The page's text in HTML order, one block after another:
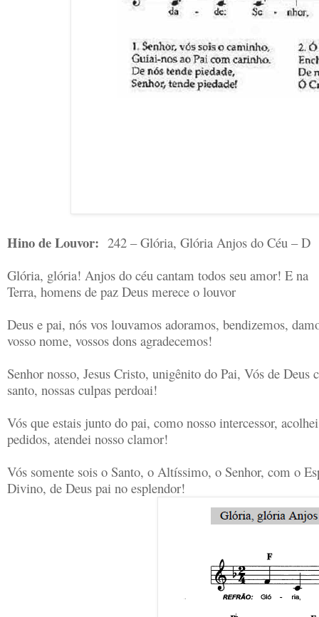
Hino de Louvor: 242 – Glória, Glória Anjos do Céu – D
Glória, glória! Anjos do céu cantam todos seu amor! E na
Terra, homens de paz Deus merece o louvor
Deus e pai, nós vos louvamos adoramos, bendizemos,
vosso nome, vossos dons agradecemos!
Senhor nosso, Jesus Cristo, unigênito do Pai, Vós de Deus
santo, nossas culpas perdoai!
Vós que estais junto do pai, como nosso intercessor,
pedidos, atendei nosso clamor!
Vós somente sois o Santo, o Altíssimo, o Senhor, com o
Divino, de Deus pai no esplendor!